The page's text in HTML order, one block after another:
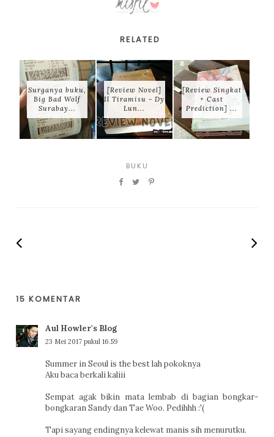
RELATED
Surganya buku,
Big Bad Wolf
Surabay...
[Review Novel]
Il Tiramisu - Dy
Lun...
[Review Singkat
+ Cast
Prediction] ...
BUKU
15 KOMENTAR
Aul Howler's Blog
23 Mei 2017 pukul 16.59
Summer in Seoul is the best lah pokoknya
Aku baca berkali kaliii
Sempat agak bikin mata lembab di bagian bongkar-
bongkaran Sandy dan Tae Woo. Pedihhh :'(
Tapi sayang endingnya kelewat manis sih menurutku.